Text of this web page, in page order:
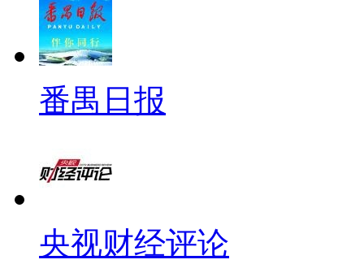
番禺日报
央视财经评论